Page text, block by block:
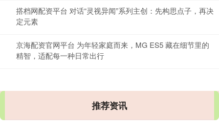
搭档网配资平台 对话“灵视异闻”系列主创：先构思点子，再决
定元素
京海配资官网平台 为年轻家庭而来，MG ES5 藏在细节里的
精智，适配每一种日常出行
推荐资讯